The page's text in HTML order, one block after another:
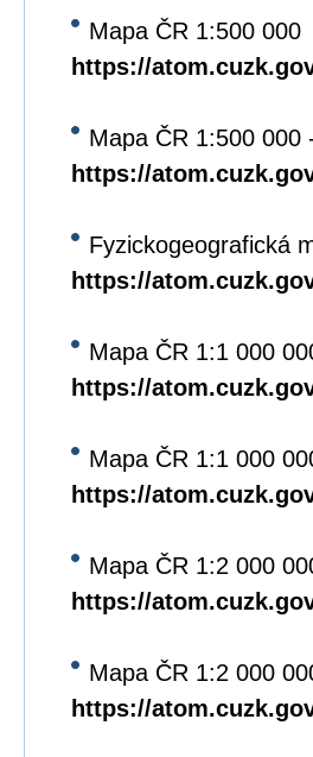
Mapa ČR 1:500 000
https://
Mapa ČR 1:500 000
https://
Fyzickogeografická
https://
Mapa ČR 1:1 000
https://
Mapa ČR 1:1 000
https://
Mapa ČR 1:2 000
https://
Mapa ČR 1:2 000
https://